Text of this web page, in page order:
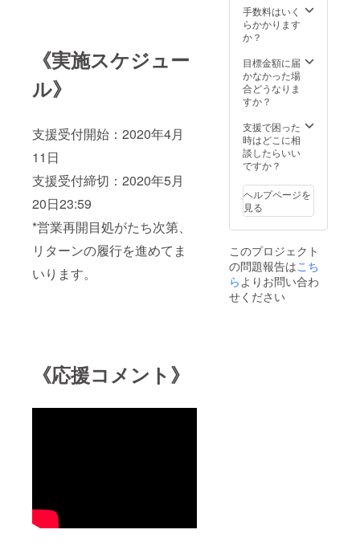
《実施スケジュー
ル》
支援受付開始：2020年4月
11日
支援受付締切：2020年5月
20日23:59
*営業再開目処がたち次第、
リターンの履行を進めてま
いります。
《応援コメント》
手数料はいく
らかかります
か？
目標金額に届
かなかった場
合どうなりま
すか？
支援で困った
時はどこに相
談したらいい
ですか？
ヘルプページを
見る
このプロジェクト
の問題報告はこち
らよりお問い合わ
せください